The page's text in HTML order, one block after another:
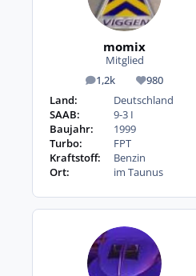
momix
Mitglied
1,2k
Beiträge 980
Reputation
Land:
Deutschland
SAAB:
9-3 I
Baujahr:
1999
Turbo:
FPT
Kraftstoff:
Benzin
Ort:
im Taunus